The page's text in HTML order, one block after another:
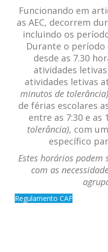
Funcionando em
as AEC, decorrem
incluindo os
Durante o período
desde as 7.30
atividades
atividades letivas
minutos de tolerância)
de férias escolares
entre as 7:30 e as
tolerância), com
específico
Estes horários podem
com as
Regulamento CAF